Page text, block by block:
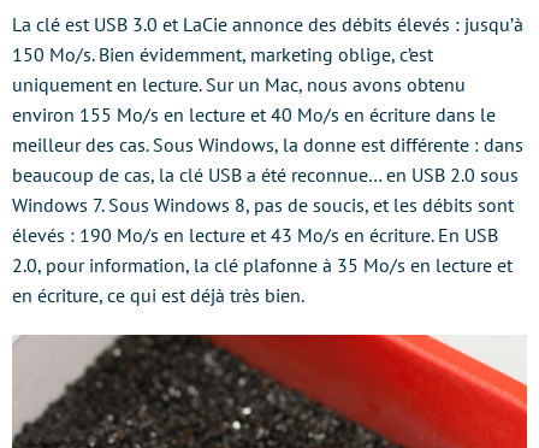
La clé est USB 3.0 et LaCie annonce des débits élevés : jusqu’à
150 Mo/s. Bien évidemment, marketing oblige, c’est
uniquement en lecture. Sur un Mac, nous avons obtenu
environ 155 Mo/s en lecture et 40 Mo/s en écriture dans le
meilleur des cas. Sous Windows, la donne est différente : dans
beaucoup de cas, la clé USB a été reconnue… en USB 2.0 sous
Windows 7. Sous Windows 8, pas de soucis, et les débits sont
élevés : 190 Mo/s en lecture et 43 Mo/s en écriture. En USB
2.0, pour information, la clé plafonne à 35 Mo/s en lecture et
en écriture, ce qui est déjà très bien.